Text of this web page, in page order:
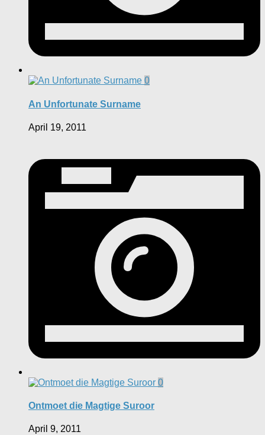
0
An Unfortunate Surname
April 19, 2011
0
Ontmoet die Magtige Suroor
April 9, 2011